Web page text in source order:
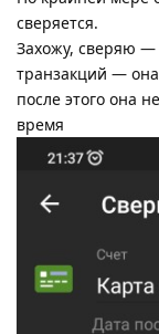
сверяется.
Захожу, сверяю —
транзакций — она
после этого она
время